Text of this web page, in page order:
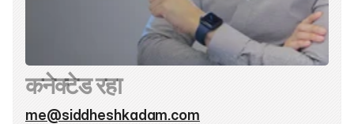
कनेक्टेड रहा
me@siddheshkadam.com